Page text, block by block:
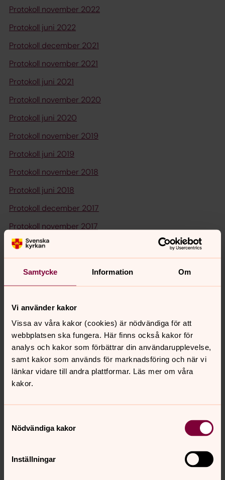
Samtycke Information Om
Vi använder kakor
Vissa av våra kakor (cookies) är nödvändiga för att
webbplatsen ska fungera. Här finns också kakor för
analys och kakor som förbättrar din användarupplevelse,
samt kakor som används för marknadsföring och när vi
länkar vidare till andra plattformar. Läs mer om våra
kakor.
Nödvändiga kakor
Inställningar
Protokoll november 2022
Protokoll juni 2022
Protokoll december 2021
Protokoll november 2021
Protokoll juni 2021
Protokoll november 2020
Protokoll juni 2020
Protokoll november 2019
Protokoll juni 2019
Protokoll november 2018
Protokoll juni 2018
Protokoll december 2017
Protokoll november 2017
Protokoll juni 2017
Protokoll november 2014
Protokoll juni 2014
Protokoll december 2013
Protokoll november 2013
Protokoll juni 2013